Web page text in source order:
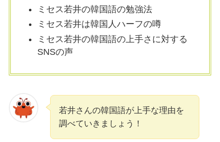
ミセス若井の韓国語の勉強法
ミセス若井は韓国人ハーフの噂
ミセス若井の韓国語の上手さに対する
SNSの声
若井さんの韓国語が上手な理由を
調べていきましょう！